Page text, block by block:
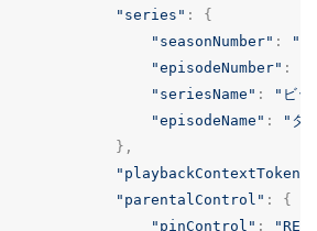
"series" :
{
"seasonNumber" :
"1"
"episodeNumber" :
"seriesName" :
"ビッ
"episodeName" :
"タ
},
"playbackContextToken"
"parentalControl" :
{
"pinControl" :